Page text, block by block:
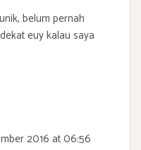
belum pernah
euy kalau saya
2016 at 06:56